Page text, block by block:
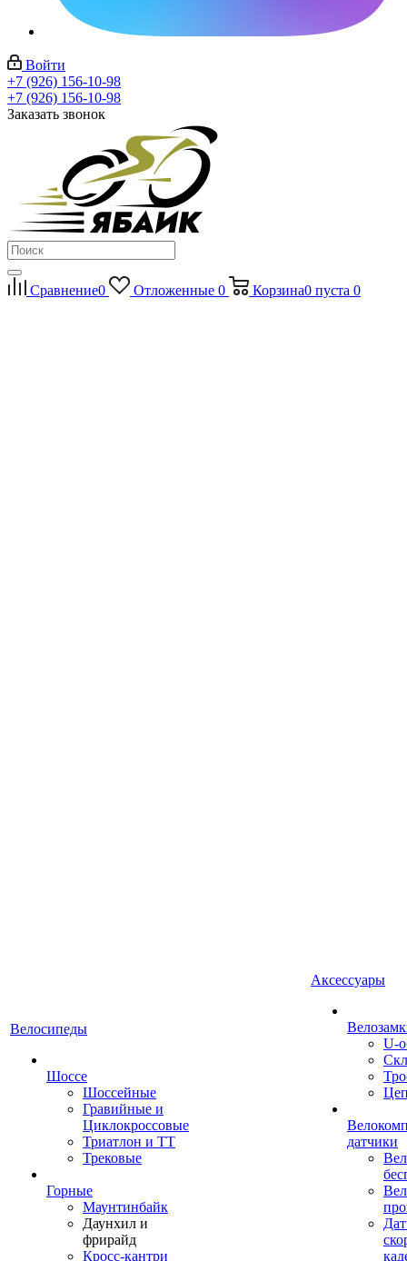
Войти
+7 (926) 156-10-98
+7 (926) 156-10-98
Заказать звонок
Сравнение0 Отложенные 0 Корзина0 пуста 0
Велосипеды
Шоссе
Шоссейные
Гравийные и
Циклокроссовые
Триатлон и ТТ
Трековые
Горные
Маунтинбайк
Даунхил и
фрирайд
Кросс-кантри
Аксессуары
U-
датчики